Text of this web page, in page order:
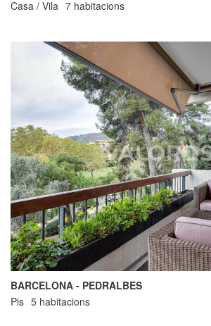
Casa / Vila 7 habitacions
BARCELONA - PEDRALBES
Pis 5 habitacions